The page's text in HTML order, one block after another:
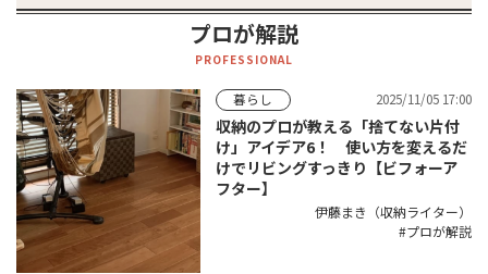
プロが解説
PROFESSIONAL
暮らし 2025/11/05 17:00
収納のプロが教える「捨てない片付
け」アイデア6！ 使い方を変えるだ
けでリビングすっきり【ビフォーア
フター】
伊藤まき（収納ライター）
プロが解説